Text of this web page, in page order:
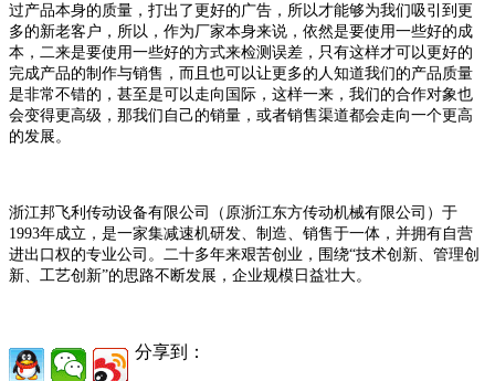
过产品本身的质量，打出了更好的广告，所以才能够为我们吸引到更
多的新老客户，所以，作为厂家本身来说，依然是要使用一些好的成
本，二来是要使用一些好的方式来检测误差，只有这样才可以更好的
完成产品的制作与销售，而且也可以让更多的人知道我们的产品质量
是非常不错的，甚至是可以走向国际，这样一来，我们的合作对象也
会变得更高级，那我们自己的销量，或者销售渠道都会走向一个更高
的发展。
浙江邦飞利传动设备有限公司（原浙江东方传动机械有限公司）于
1993年成立，是一家集减速机研发、制造、销售于一体，并拥有自营
进出口权的专业公司。二十多年来艰苦创业，围绕“技术创新、管理创
新、工艺创新”的思路不断发展，企业规模日益壮大。
分享到：